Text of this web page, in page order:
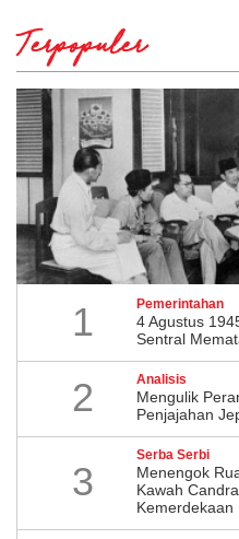
Terpopuler
1 Pemerintahan
4 Agustus
Sentral
2 Analisis
Mengulik
Penjajahan
3
Serba Serbi
Menengok
Kawah
Kemerdekaan